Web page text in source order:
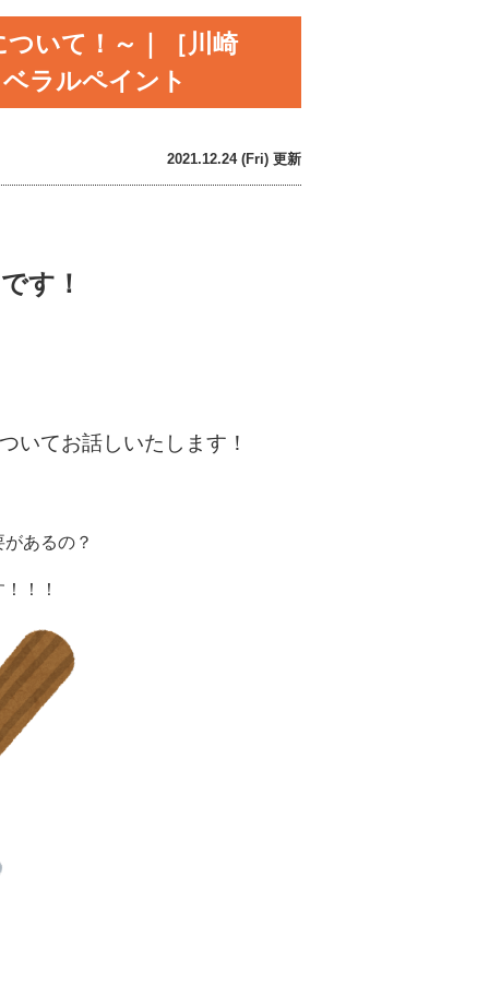
ついて！～｜［川崎
ラルペイント
2021.12.24 (Fri) 更新
す！
いてお話しいたします！
あるの？
！！